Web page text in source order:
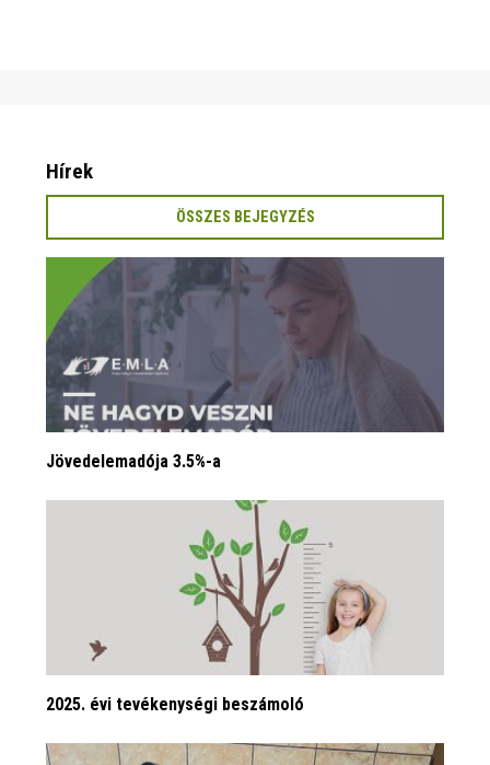
Hírek
ÖSSZES BEJEGYZÉS
Jövedelemadója 3.5%-a
2025. évi tevékenységi beszámoló